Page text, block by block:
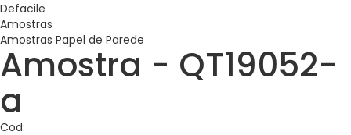
Defacile
Amostras
Amostras Papel de Parede
Amostra - QT19052-
a
Cod: